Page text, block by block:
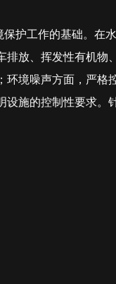
护工作的基础。在
放、挥发性有机物
境噪声方面，严格
施的控制性要求。